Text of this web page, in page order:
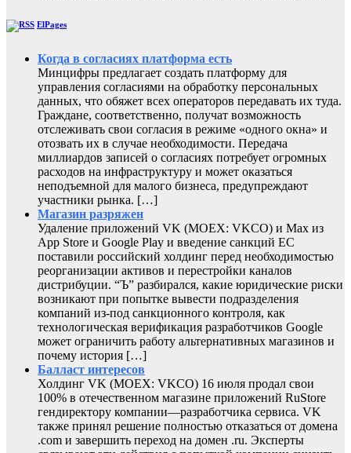
ElPages
Когда в согласиях платформа есть
Минцифры предлагает создать платформу для
управления согласиями на обработку персональных
данных, что обяжет всех операторов передавать их туда.
Граждане, соответственно, получат возможность
отслеживать свои согласия в режиме «одного окна» и
отозвать их в случае необходимости. Передача
миллиардов записей о согласиях потребует огромных
расходов на инфраструктуру и может оказаться
неподъемной для малого бизнеса, предупреждают
участники рынка. […]
Магазин разряжен
Удаление приложений VK (MOEX: VKCO) и Max из
App Store и Google Play и введение санкций ЕС
поставили российский холдинг перед необходимостью
реорганизации активов и перестройки каналов
дистрибуции. “Ъ” разбирался, какие юридические риски
возникают при попытке вывести подразделения
компаний из-под санкционного контроля, как
технологическая верификация разработчиков Google
может ограничить работу альтернативных магазинов и
почему история […]
Балласт интересов
Холдинг VK (MOEX: VKCO) 16 июля продал свои
100% в отечественном магазине приложений RuStore
гендиректору компании—разработчика сервиса. VK
также принял решение полностью отказаться от домена
.com и завершить переход на домен .ru. Эксперты